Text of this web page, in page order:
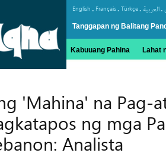
English . Français. Türkçe. العربیة.
Tanggapan ng Balitang
Kabuuang Pahina Lahat
'Mahina' na Pag-
ng mga
Analista